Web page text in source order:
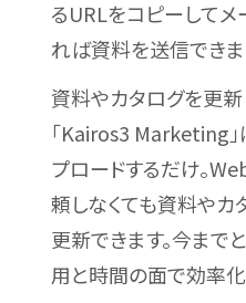
るURLをコピーして
れば資料を送信できま
資料やカタログを更新
「Kairos3 Marketing
プロードするだけ。
頼しなくても資料やカ
更新できます。今まで
用と時間の面で効率化